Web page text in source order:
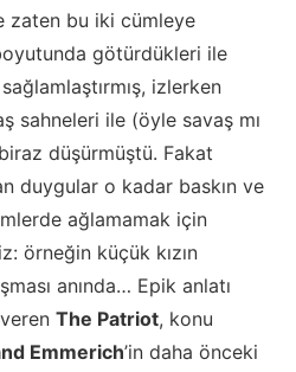
zaten bu iki cümleye
götürdükleri ile
izlerken
sahneleri ile (öyle savaş mı
düşürmüştü. Fakat
duygular o kadar baskın ve
ağlamamak için
örneğin küçük kızın
anında… Epik anlatı
The Patriot, konu
Emmerich’in daha önceki